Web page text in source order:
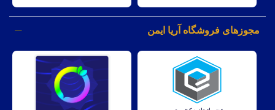
مجوزهای فروشگاه آریا ایمن